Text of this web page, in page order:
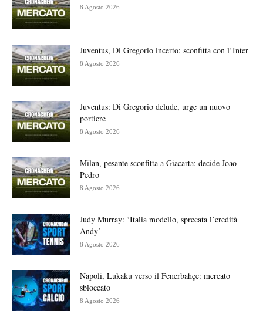
8 Agosto 2026
Juventus, Di Gregorio incerto: sconfitta con l’Inter
8 Agosto 2026
Juventus: Di Gregorio delude, urge un nuovo
portiere
8 Agosto 2026
Milan, pesante sconfitta a Giacarta: decide Joao
Pedro
8 Agosto 2026
Judy Murray: ‘Italia modello, sprecata l’eredità
Andy’
8 Agosto 2026
Napoli, Lukaku verso il Fenerbahçe: mercato
sbloccato
8 Agosto 2026